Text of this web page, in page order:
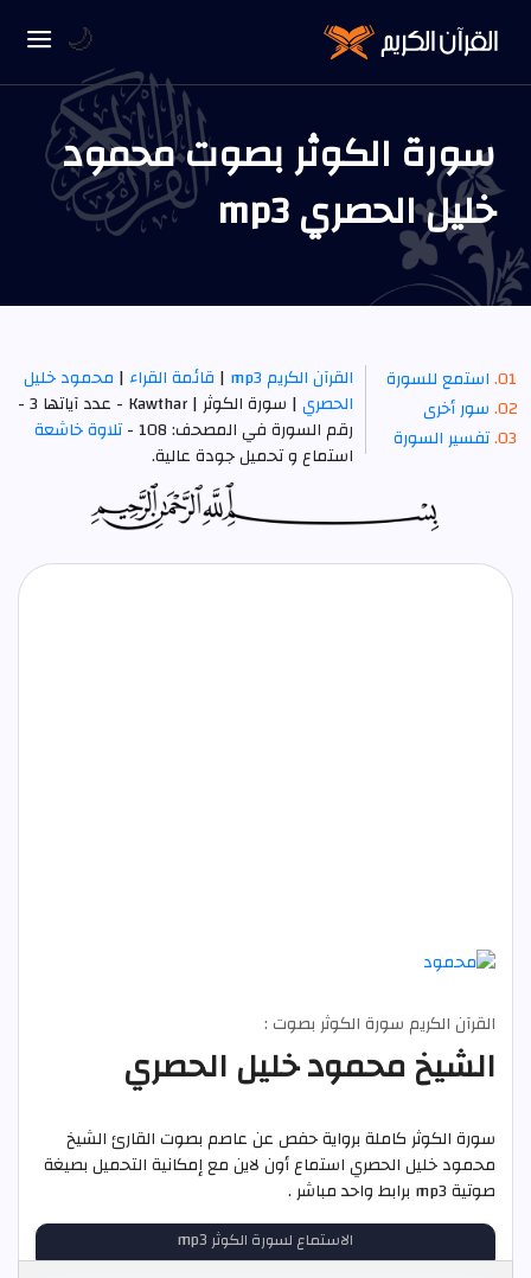
سورة الكوثر بصوت محمود
خليل الحصري mp3
استمع للسورة
سور أخرى
تفسير السورة
القرآن الكريم mp3 | قائمة القراء| محمود خليل
الحصري
| سورة الكوثر | Kawthar - عدد آياتها 3 -
رقم السورة في المصحف: 108 -
تلاوة خاشعة
استماع و تحميل جودة عالية.
القرآن الكريم سورة الكوثر بصوت :
الشيخ محمود خليل الحصري
سورة الكوثر كاملة برواية حفص عن عاصم بصوت القارئ الشيخ
محمود خليل الحصري استماع أون لاين مع إمكانية التحميل بصيغة
صوتية mp3 برابط واحد مباشر .
الاستماع لسورة الكوثر mp3
🌙